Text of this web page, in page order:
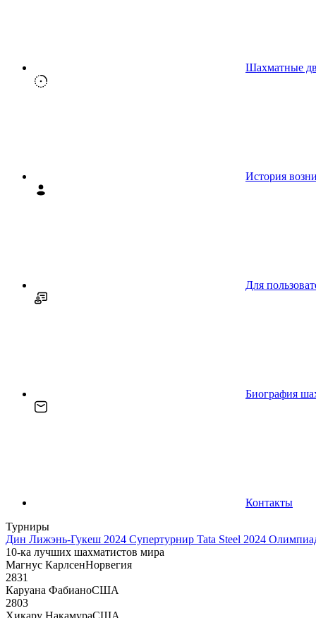
Шахматные
История
Для
Биография
Контакты
Турниры
Дин Лижэнь-Гукеш 2024 Супертурнир Tata Steel 2024
10-ка лучших шахматистов мира
Магнус КарлсенНорвегия
2831
Каруана ФабианоСША
2803
Хикару НакамураСША